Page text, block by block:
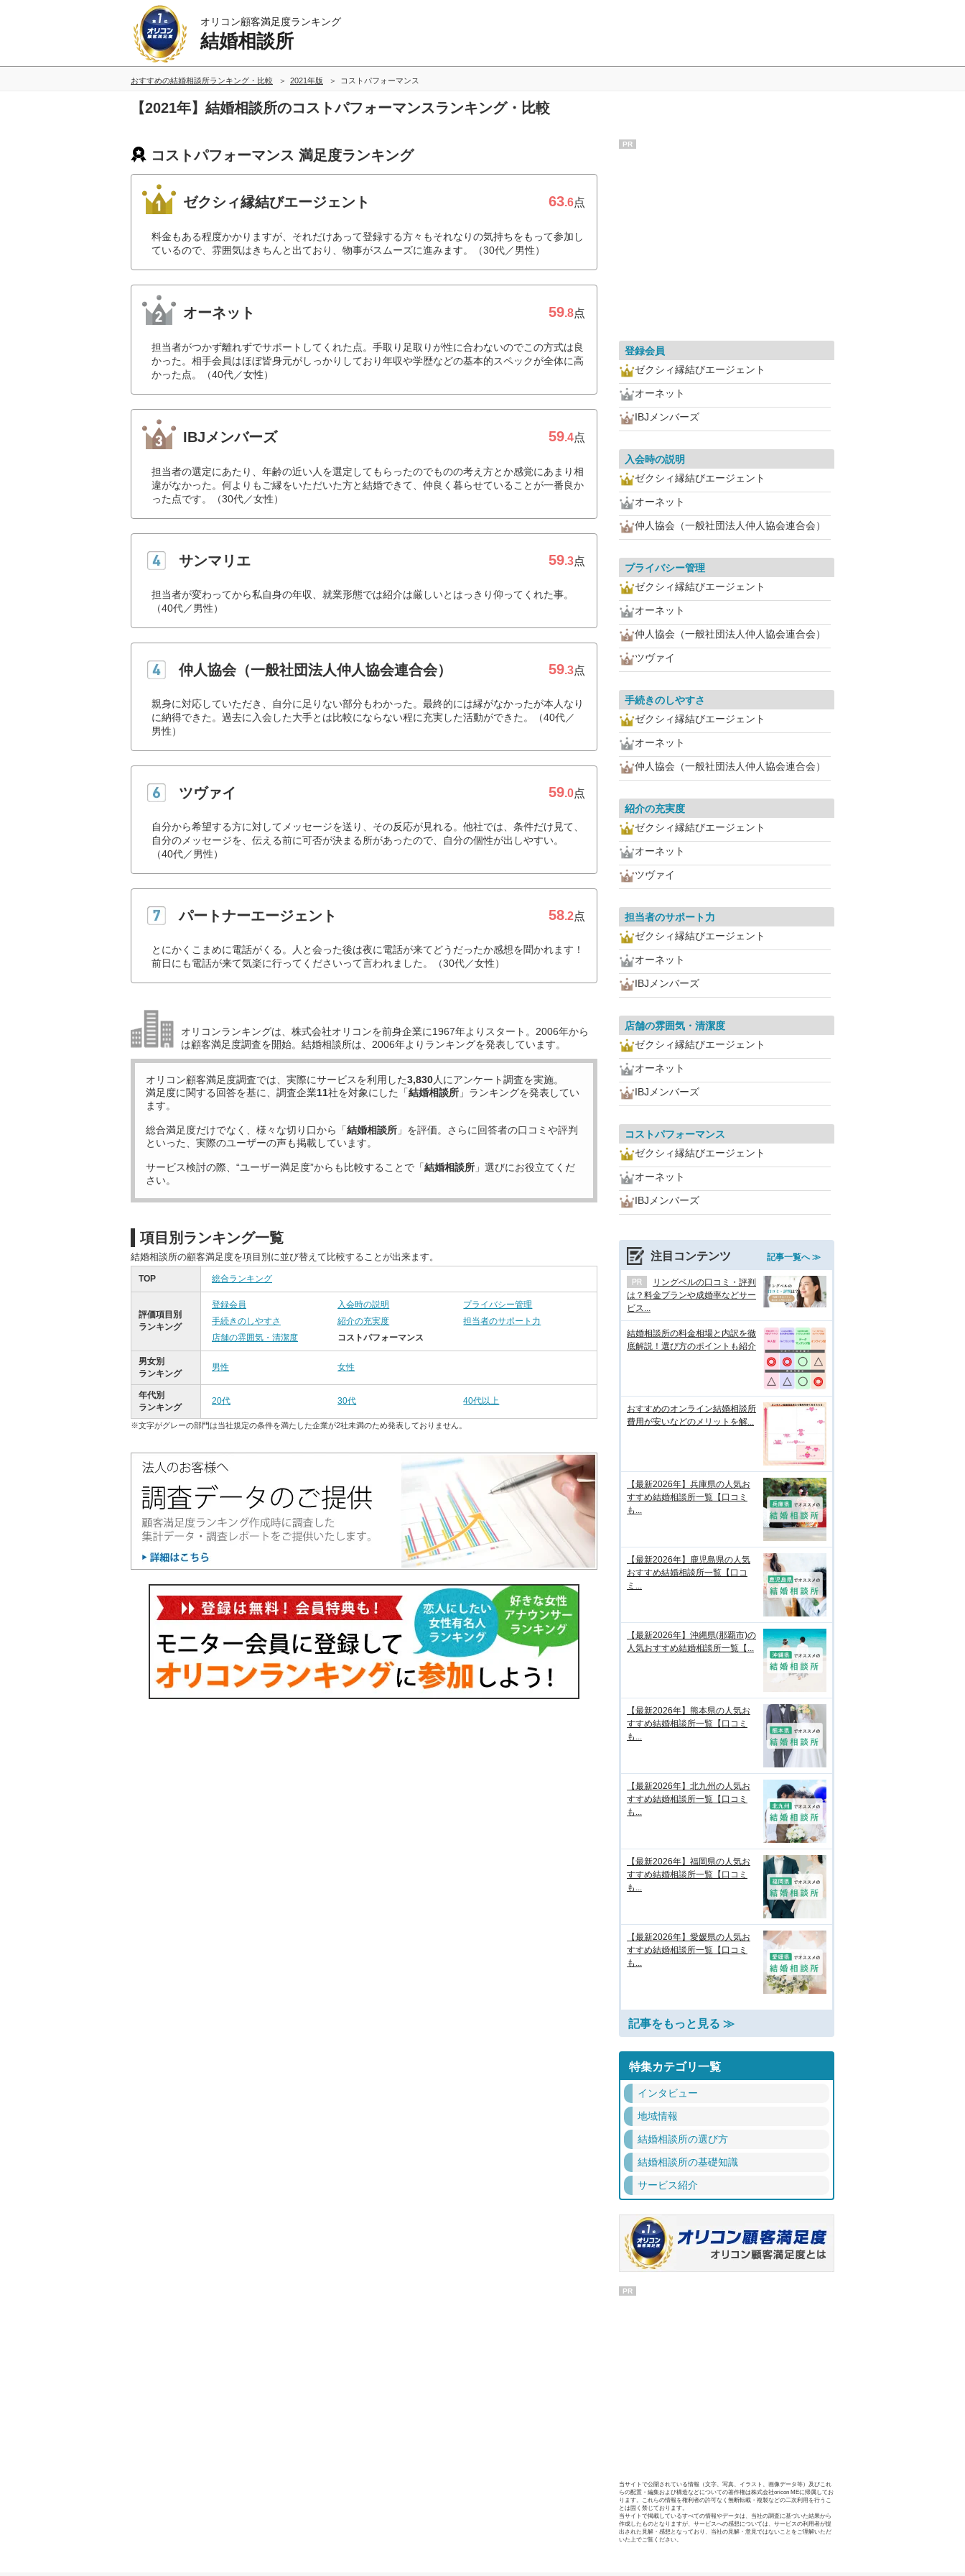
オリコン顧客満足度ランキング
結婚相談所
おすすめの結婚相談所ランキング・比較 2021年版 コストパフォーマンス
【2021年】結婚相談所のコストパフォーマンスランキング・比較
コストパフォーマンス 満足度ランキング
ゼクシィ縁結びエージェント 63.6点
料金もある程度かかりますが、それだけあって登録する方々もそれなりの気持ちをもって参加し
ているので、雰囲気はきちんと出ており、物事がスムーズに進みます。（30代／男性）
オーネット 59.8点
担当者がつかず離れずでサポートしてくれた点。手取り足取りが性に合わないのでこの方式は良
かった。相手会員はほぼ皆身元がしっかりしており年収や学歴などの基本的スペックが全体に高
かった点。（40代／女性）
IBJメンバーズ 59.4点
担当者の選定にあたり、年齢の近い人を選定してもらったのでものの考え方とか感覚にあまり相
違がなかった。何よりもご縁をいただいた方と結婚できて、仲良く暮らせていることが一番良か
った点です。（30代／女性）
サンマリエ 59.3点
担当者が変わってから私自身の年収、就業形態では紹介は厳しいとはっきり仰ってくれた事。
（40代／男性）
仲人協会（一般社団法人仲人協会連合会） 59.3点
親身に対応していただき、自分に足りない部分もわかった。最終的には縁がなかったが本人なり
に納得できた。過去に入会した大手とは比較にならない程に充実した活動ができた。（40代／
男性）
ツヴァイ 59.0点
自分から希望する方に対してメッセージを送り、その反応が見れる。他社では、条件だけ見て、
自分のメッセージを、伝える前に可否が決まる所があったので、自分の個性が出しやすい。
（40代／男性）
パートナーエージェント 58.2点
とにかくこまめに電話がくる。人と会った後は夜に電話が来てどうだったか感想を聞かれます！
前日にも電話が来て気楽に行ってくださいって言われました。（30代／女性）
オリコンランキングは、株式会社オリコンを前身企業に1967年よりスタート。2006年から
は顧客満足度調査を開始。結婚相談所は、2006年よりランキングを発表しています。
オリコン顧客満足度調査では、実際にサービスを利用した3,830人にアンケート調査を実施。
満足度に関する回答を基に、調査企業11社を対象にした「結婚相談所 」ランキングを発表してい
ます。
総合満足度だけでなく、様々な切り口から「結婚相談所 」を評価。さらに回答者の口コミや評判
といった、実際のユーザーの声も掲載しています。
サービス検討の際、“ユーザー満足度”からも比較することで「結婚相談所 」選びにお役立てくだ
さい。
項目別ランキング一覧
結婚相談所の顧客満足度を項目別に並び替えて比較することが出来ます。
TOP 総合ランキング
評価項目別
ランキング
登録会員 入会時の説明
プライバシー管理
手続きのしやすさ
紹介の充実度
担当者のサポート力
店舗の雰囲気・清潔度
コストパフォーマンス
男女別
ランキング
男性 女性
年代別
ランキング
20代 30代 40代以上
※文字がグレーの部門は当社規定の条件を満たした企業が2社未満のため発表しておりません。
PR
登録会員
ゼクシィ縁結びエージェント
オーネット
IBJメンバーズ
入会時の説明
ゼクシィ縁結びエージェント
オーネット
仲人協会（一般社団法人仲人協会連合会）
プライバシー管理
ゼクシィ縁結びエージェント
オーネット
仲人協会（一般社団法人仲人協会連合会）
ツヴァイ
手続きのしやすさ
ゼクシィ縁結びエージェント
オーネット
仲人協会（一般社団法人仲人協会連合会）
紹介の充実度
ゼクシィ縁結びエージェント
オーネット
ツヴァイ
担当者のサポート力
ゼクシィ縁結びエージェント
オーネット
IBJメンバーズ
店舗の雰囲気・清潔度
ゼクシィ縁結びエージェント
オーネット
IBJメンバーズ
コストパフォーマンス
ゼクシィ縁結びエージェント
オーネット
IBJメンバーズ
注目コンテンツ 記事一覧へ ≫
リングベルの口コミ・評判
は？料金プランや成婚率などサー
ビス...
結婚相談所の料金相場と内訳を徹
底解説！選び方のポイントも紹介
おすすめのオンライン結婚相談所
費用が安いなどのメリットを解...
【最新2026年】兵庫県の人気お
すすめ結婚相談所一覧【口コミ
も...
【最新2026年】鹿児島県の人気
おすすめ結婚相談所一覧【口コ
ミ...
【最新2026年】沖縄県(那覇市)の
人気おすすめ結婚相談所一覧【...
【最新2026年】熊本県の人気お
すすめ結婚相談所一覧【口コミ
も...
【最新2026年】北九州の人気お
すすめ結婚相談所一覧【口コミ
も...
【最新2026年】福岡県の人気お
すすめ結婚相談所一覧【口コミ
も...
【最新2026年】愛媛県の人気お
すすめ結婚相談所一覧【口コミ
も...
記事をもっと見る ≫
特集カテゴリ一覧
インタビュー
地域情報
結婚相談所の選び方
結婚相談所の基礎知識
サービス紹介
PR
当サイトで公開されている情報（文字、写真、イラスト、画像データ等）及びこれ
らの配置・編集および構造などについての著作権は株式会社oricon MEに帰属してお
ります。これらの情報を権利者の許可なく無断転載・複製などの二次利用を行うこ
とは固く禁じております。
当サイトで掲載しているすべての情報やデータは、当社の調査に基づいた結果から
作成したものとなりますが、サービスへの感想については、サービスの利用者が提
出された見解・感想となっており、当社の見解・意見ではないことをご理解いただ
いた上でご覧ください。